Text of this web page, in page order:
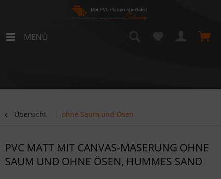
MENÜ
Übersicht ohne Saum und Ösen
PVC MATT MIT CANVAS-MASERUNG OHNE
SAUM UND OHNE ÖSEN, HUMMES SAND